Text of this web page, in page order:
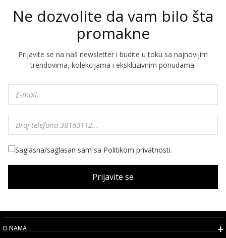
Ne dozvolite da vam bilo šta
promakne
Prijavite se na naš newsletter i budite u toku sa najnovijim
trendovima, kolekcijama i ekskluzivnim ponudama.
Saglasna/saglasan sam sa Politikom privatnosti.
Prijavite se
O NAMA